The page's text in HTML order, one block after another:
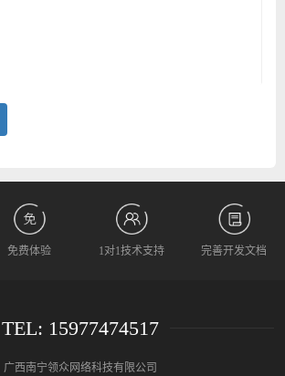
免费体验 1对1技术支持 完善开发文档
TEL: 15977474517
广西南宁领众网络科技有限公司